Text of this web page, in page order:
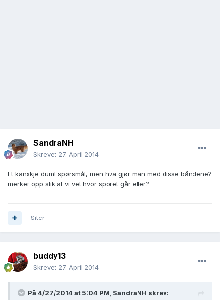
SandraNH
Skrevet 27. April 2014
Et kanskje dumt spørsmål, men hva gjør man med disse båndene?
merker opp slik at vi vet hvor sporet går eller?
Siter
buddy13
Skrevet 27. April 2014
På 4/27/2014 at 5:04 PM, SandraNH skrev: